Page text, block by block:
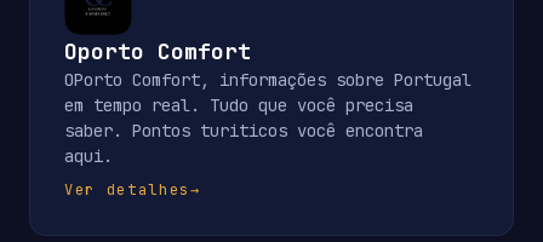
Oporto Comfort
OPorto Comfort, informações sobre Portugal
em tempo real. Tudo que você precisa
saber. Pontos turiticos você encontra
aqui.
Ver detalhes→